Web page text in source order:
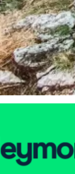
lo
non mi resta